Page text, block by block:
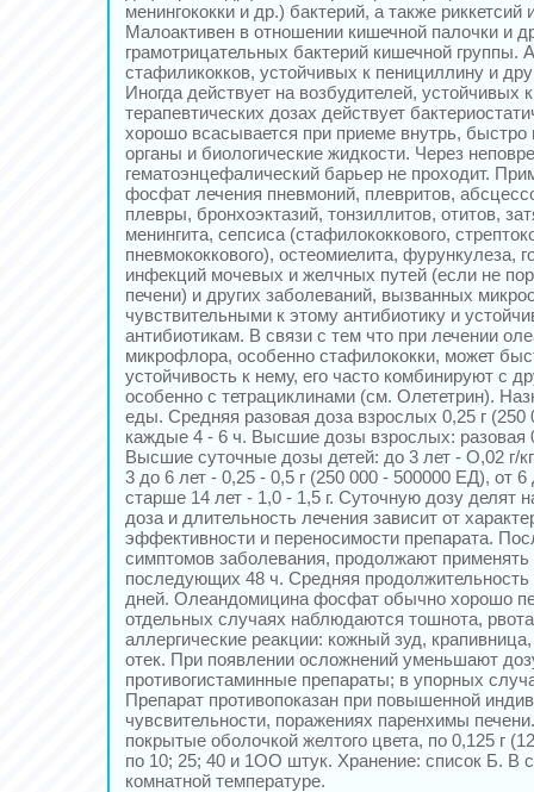
менингококки и др.) бактерий, а также риккетсий
Малоактивен в отношении кишечной палочки и
грамотрицательных бактерий кишечной группы.
стафиликокков, устойчивых к пенициллину и
Иногда действует на возбудителей, устойчивых
терапевтических дозах действует
хорошо всасывается при приеме внутрь, быстро
органы и биологические жидкости. Через
гематоэнцефалический барьер не проходит.
фосфат лечения пневмоний, плевритов,
плевры, бронхоэктазий, тонзиллитов, отитов,
менингита, сепсиса (стафилококкового,
пневмококкового), остеомиелита, фурункулеза,
инфекций мочевых и желчных путей (если не
печени) и других заболеваний, вызванных
чувствительными к этому антибиотику и
антибиотикам. В связи с тем что при лечении
микрофлора, особенно стафилококки, может
устойчивость к нему, его часто комбинируют с
особенно с тетрациклинами (см. Олететрин).
еды. Средняя разовая доза взрослых 0,25 г
каждые 4 - 6 ч. Высшие дозы взрослых: разовая
Высшие суточные дозы детей: до 3 лет - О,02 г/
3 до 6 лет - 0,25 - 0,5 г (250 000 - 500000 ЕД), от
старше 14 лет - 1,0 - 1,5 г. Суточную дозу делят
доза и длительность лечения зависит от
эффективности и переносимости препарата.
симптомов заболевания, продолжают применять
последующих 48 ч. Средняя продолжительность
дней. Олеандомицина фосфат обычно хорошо
отдельных случаях наблюдаются тошнота,
аллергические реакции: кожный зуд,
отек. При появлении осложнений уменьшают
противогистаминные препараты; в упорных
Препарат противопоказан при повышенной
чувсвительности, поражениях паренхимы
покрытые оболочкой желтого цвета, по 0,125 г
по 10; 25; 40 и 1ОО штук. Хранение: список Б. В
комнатной температуре.